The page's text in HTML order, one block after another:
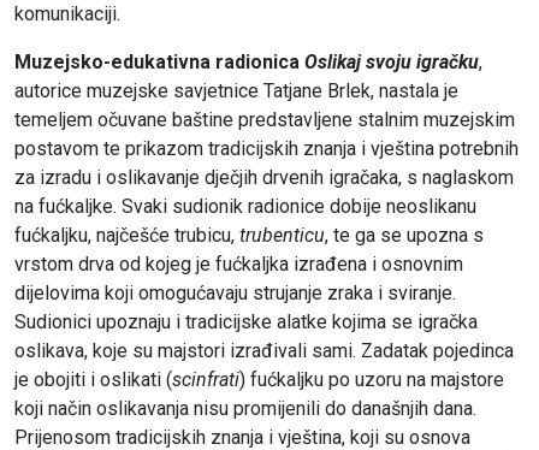
komunikaciji.
Muzejsko-edukativna radionica Oslikaj svoju igračku,
autorice muzejske savjetnice Tatjane Brlek, nastala je
temeljem očuvane baštine predstavljene stalnim muzejskim
postavom te prikazom tradicijskih znanja i vještina potrebnih
za izradu i oslikavanje dječjih drvenih igračaka, s naglaskom
na fućkaljke. Svaki sudionik radionice dobije neoslikanu
fućkaljku, najčešće trubicu, trubenticu, te ga se upozna s
vrstom drva od kojeg je fućkaljka izrađena i osnovnim
dijelovima koji omogućavaju strujanje zraka i sviranje.
Sudionici upoznaju i tradicijske alatke kojima se igračka
oslikava, koje su majstori izrađivali sami. Zadatak pojedinca
je obojiti i oslikati (scinfrati) fućkaljku po uzoru na majstore
koji način oslikavanja nisu promijenili do današnjih dana.
Prijenosom tradicijskih znanja i vještina, koji su osnova